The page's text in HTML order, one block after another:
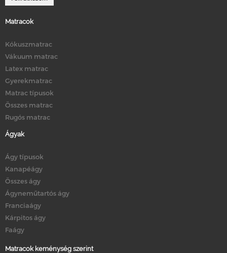
Matracok
Kókuszmatrac
Vákuum matrac
Latex matrac
Gyerekmatrac
Matrac típusok
Összes matrac
Rugós matrac
Ágyak
Ágy típusok
Kanapéágy
Összes ágy
Ágyneműtartós ágy
Franciaágy
Kárpitos ágy
Faágy
Matracok keménység szerint